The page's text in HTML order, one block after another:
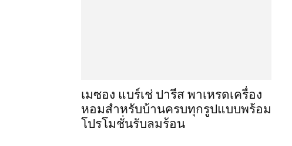
เมซอง แบร์เช่ ปารีส พาเหรดเครื่อง
หอมสำหรับบ้านครบทุกรูปแบบพร้อม
โปรโมชั่นรับลมร้อน